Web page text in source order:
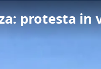
protesta in